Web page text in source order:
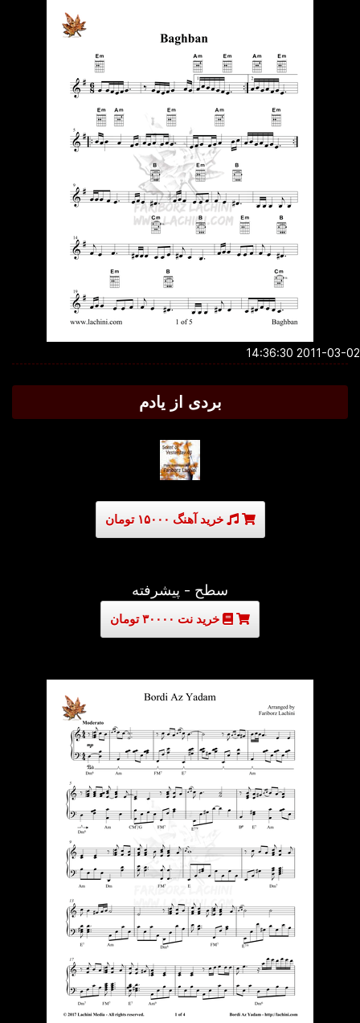
2011-03-02
بردی از یادم
خرید آهنگ ۱۵۰۰۰ تومان
سطح - پیشرفته
خرید نت ۳۰۰۰۰ تومان